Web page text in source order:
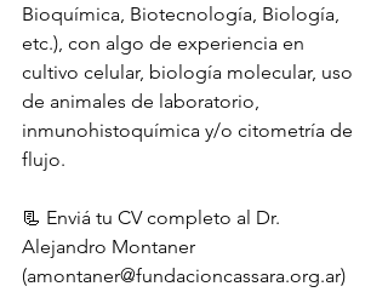
Bioquímica, Biotecnología, Biología,
etc.), con algo de experiencia en
cultivo celular, biología molecular, uso
de animales de laboratorio,
inmunohistoquímica y/o citometría de
flujo.
📃 Enviá tu CV completo al Dr.
Alejandro Montaner
(amontaner@fundacioncassara.org.ar)